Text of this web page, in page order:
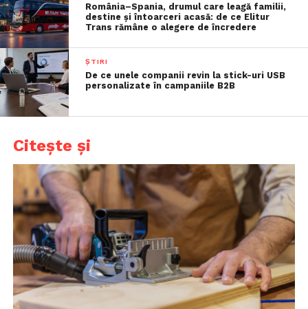
România–Spania, drumul care leagă familii,
destine și întoarceri acasă: de ce Elitur
Trans rămâne o alegere de încredere
ȘTIRI
De ce unele companii revin la stick-uri USB
personalizate în campaniile B2B
Citește și